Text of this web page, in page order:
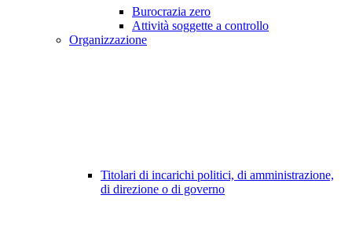
Burocrazia zero
Attività soggette a controllo
Organizzazione
Titolari di incarichi politici, di amministrazione,
di direzione o di governo